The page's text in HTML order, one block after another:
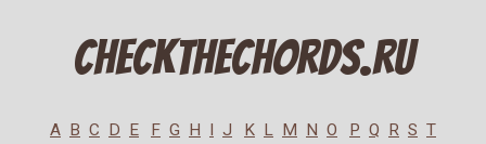
CheckTheChords.ru
A B C D E F G H J K L M N O P Q R S T